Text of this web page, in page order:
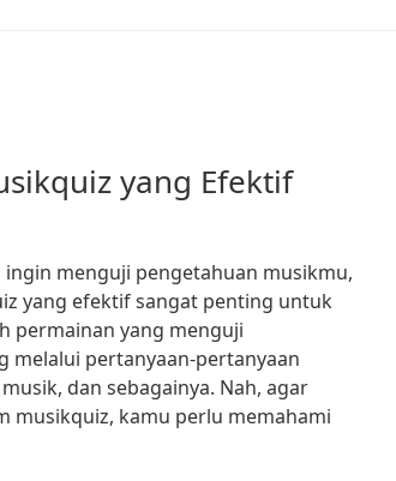
yang Efektif
ingin menguji pengetahuan musikmu,
yang efektif sangat penting untuk
permainan yang menguji
melalui pertanyaan-pertanyaan
dan sebagainya. Nah, agar
musikquiz, kamu perlu memahami